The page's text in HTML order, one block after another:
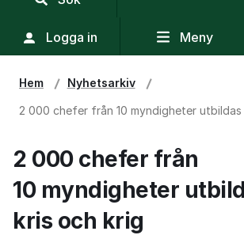
sökfält
Logga in Meny
Hem Nyhetsarkiv
2 000 chefer från 10 myndigheter
2 000 chefer från
10 myndigheter
kris och krig